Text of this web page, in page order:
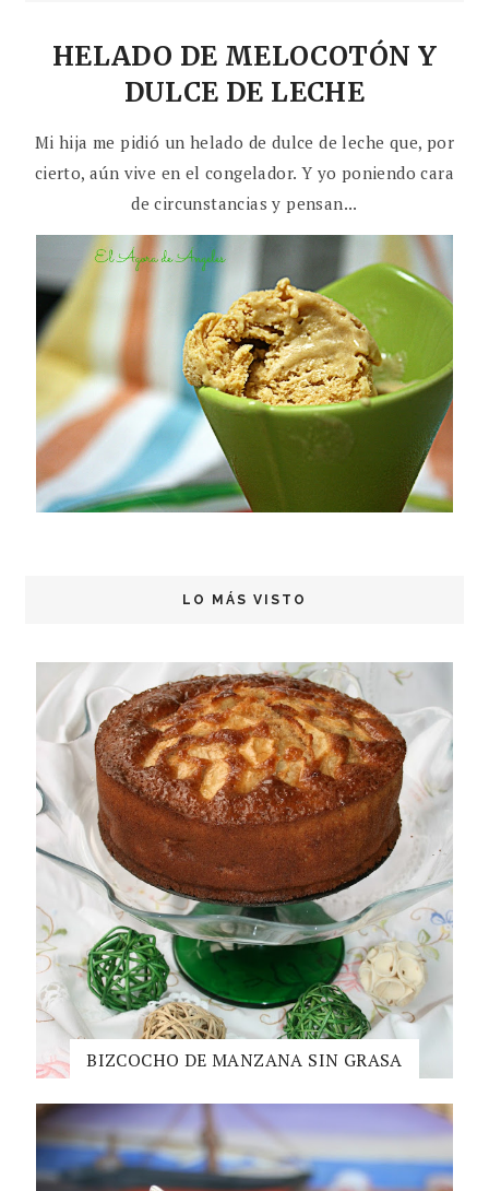
HELADO DE MELOCOTÓN Y
DULCE DE LECHE
Mi hija me pidió un helado de dulce de leche que, por
cierto, aún vive en el congelador. Y yo poniendo cara
de circunstancias y pensan...
LO MÁS VISTO
BIZCOCHO DE MANZANA SIN GRASA